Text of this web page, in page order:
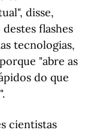
disse,
flashes
tecnologias,
"abre as
do que
cientistas